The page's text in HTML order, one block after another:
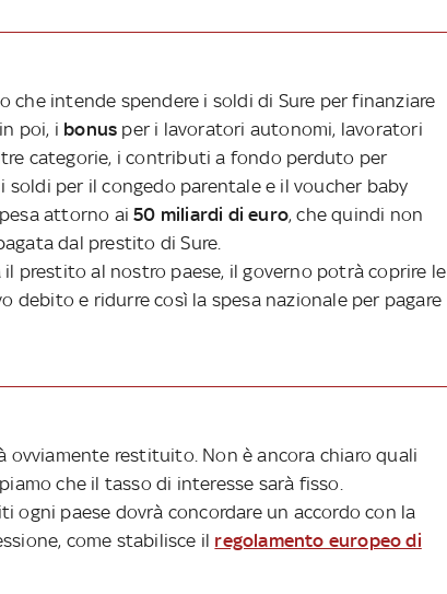
che intende spendere i soldi di Sure per finanziare
poi, i bonus per i lavoratori autonomi, lavoratori
categorie, i contributi a fondo perduto per
soldi per il congedo parentale e il voucher baby
attorno ai50 miliardi di euro, che quindi non
dal prestito di Sure.
prestito al nostro paese, il governo potrà coprire le
debito e ridurre così la spesa nazionale per pagare
ovviamente restituito. Non è ancora chiaro quali
che il tasso di interesse sarà fisso.
ogni paese dovrà concordare un accordo con la
come stabilisce il regolamento europeo di